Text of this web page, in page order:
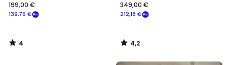
139,75 €
199,00 €
4
/
212,18 €
349,00 €
4,2
/